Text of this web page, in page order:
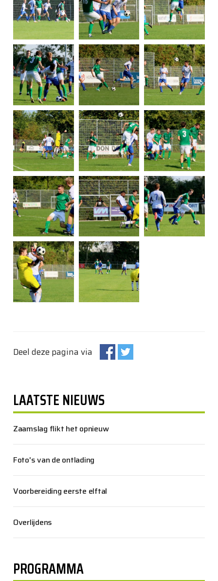
Deel deze pagina via
LAATSTE NIEUWS
Zaamslag flikt het opnieuw
Foto's van de ontlading
Voorbereiding eerste elftal
Overlijdens
PROGRAMMA